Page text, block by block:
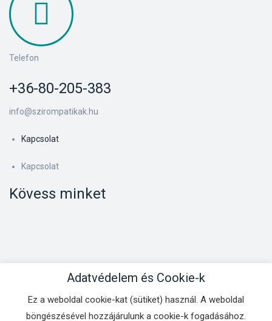
Telefon
+36-80-205-383
info@szirompatikak.hu
Kapcsolat
Kapcsolat
Kövess minket
Kapcsolat
Adatvédelem és Cookie-k
Ez a weboldal cookie-kat (sütiket) használ. A weboldal
böngészésével hozzájárulunk a cookie-k fogadásához.